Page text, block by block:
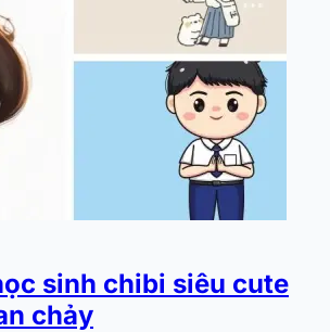
sinh chibi siêu cute
chảy